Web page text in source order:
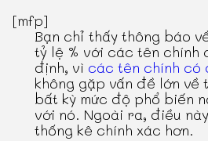
[mfp]
Bạn chỉ thấy thông báo
tỷ lệ % với các tên chính
định, vì các tên chính có
không gặp vấn đề lớn về
bất kỳ mức độ phổ biến
với nó. Ngoài ra, điều
thống kê chính xác hơn.